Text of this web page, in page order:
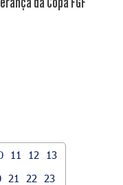
11 12
13
21 22
23